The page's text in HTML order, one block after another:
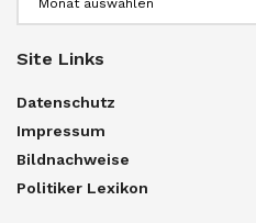
Site Links
Datenschutz
Impressum
Bildnachweise
Politiker Lexikon